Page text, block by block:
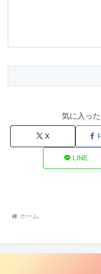
気に入っ
X
LINE
ホーム